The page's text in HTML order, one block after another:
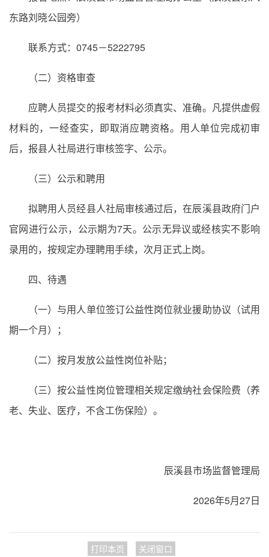
东路刘晓公园旁）
联系方式：0745－5222795
（二）资格审查
应聘人员提交的报考材料必须真实、准确。凡提供虚假
材料的，一经查实，即取消应聘资格。用人单位完成初审
后，报县人社局进行审核签字、公示。
（三）公示和聘用
拟聘用人员经县人社局审核通过后，在辰溪县政府门户
官网进行公示，公示期为7天。公示无异议或经核实不影响
录用的，按规定办理聘用手续，次月正式上岗。
四、待遇
（一）与用人单位签订公益性岗位就业援助协议（试用
期一个月）；
（二）按月发放公益性岗位补贴；
（三）按公益性岗位管理相关规定缴纳社会保险费（养
老、失业、医疗，不含工伤保险）。
辰溪县市场监督管理局
2026年5月27日
打印本页 关闭窗口